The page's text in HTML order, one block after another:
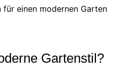
einen modernen Garten
Gartenstil?